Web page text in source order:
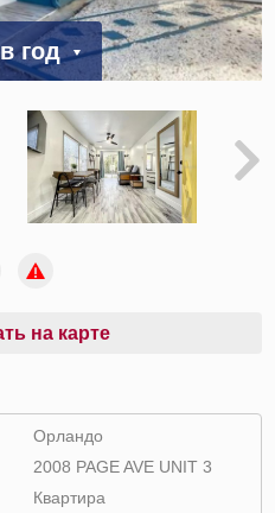
год
на карте
Орландо
2008 PAGE AVE UNIT 3
Квартира